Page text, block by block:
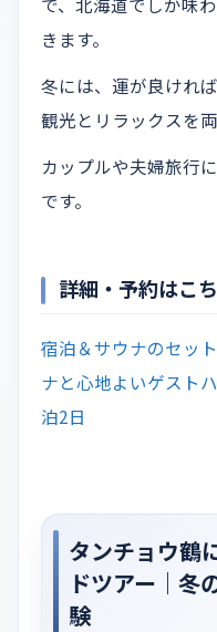
きます。
冬には、運が良けれ
観光とリラックスを
カップルや夫婦旅行
です。
詳細・予約はこ
宿泊＆サウナのセッ
ナと心地よいゲスト
泊2日
タンチョウ鶴
ドツアー｜冬
験